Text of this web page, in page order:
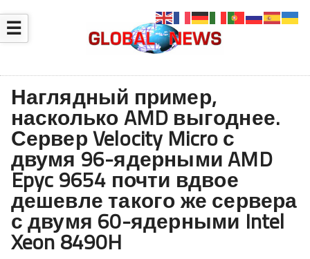
☰
Наглядный пример,
насколько AMD выгоднее.
Сервер Velocity Micro с
двумя 96-ядерными AMD
Epyc 9654 почти вдвое
дешевле такого же сервера
с двумя 60-ядерными Intel
Xeon 8490H